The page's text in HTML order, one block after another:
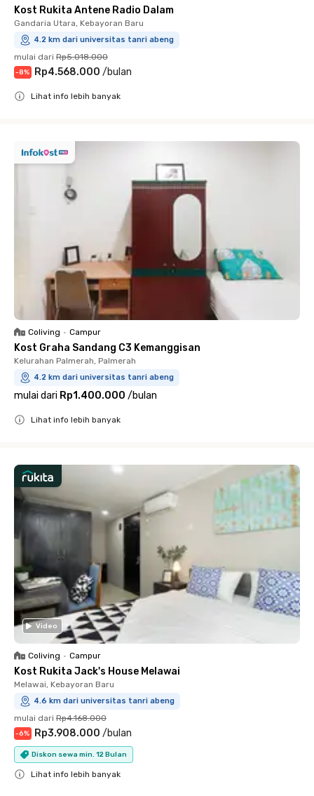
Kost Rukita Antene Radio Dalam
Gandaria Utara, Kebayoran Baru
4.2 km dari universitas tanri abeng
mulai dari Rp5.018.000
-8% Rp4.568.000 /bulan
Lihat info lebih banyak
Coliving • Campur
Kost Graha Sandang C3 Kemanggisan
Kelurahan Palmerah, Palmerah
4.2 km dari universitas tanri abeng
mulai dari Rp1.400.000 /bulan
Lihat info lebih banyak
Video
Coliving • Campur
Kost Rukita Jack's House Melawai
Melawai, Kebayoran Baru
4.6 km dari universitas tanri abeng
mulai dari Rp4.168.000
-6% Rp3.908.000 /bulan
Diskon sewa min. 12 Bulan
Lihat info lebih banyak